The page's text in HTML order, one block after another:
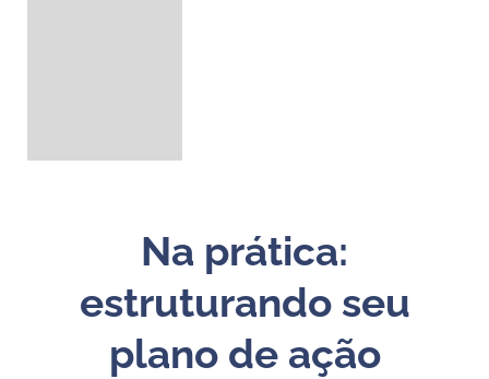
Na prática:
estruturando seu
plano de ação